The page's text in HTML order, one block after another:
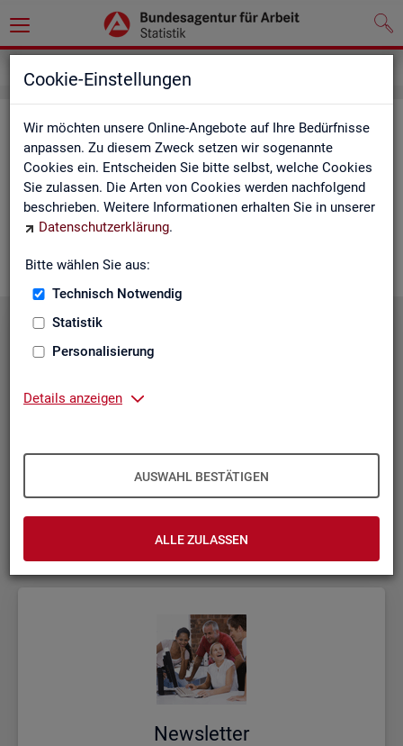
Cookie-Einstellungen
Wir möchten unsere Online-Angebote auf Ihre Bedürfnisse
anpassen. Zu diesem Zweck setzen wir sogenannte
Cookies ein. Entscheiden Sie bitte selbst, welche Cookies
Sie zulassen. Die Arten von Cookies werden nachfolgend
beschrieben. Weitere Informationen erhalten Sie in unserer
Datenschutzerklärung.
Bitte wählen Sie aus:
Technisch Notwendig
Statistik
Personalisierung
Details anzeigen
AUSWAHL BESTÄTIGEN
ALLE ZULASSEN
Ser­vice
Die Sta­tis­tik derBAbie­tet ein brei­tes An­ge­bot an Pro­duk­ten
und Son­der­aus­wer­tung (nachBe­darf). Haben Sie Fra­gen,
einen spe­zi­el­len Da­ten­wunsch oder möch­ten uns ein Feed­
back zu un­se­ren Pro­duk­ten geben, dann schau­en Sie auf den
Kon­takt, Feed­back und Kri­tik
News­let­ter